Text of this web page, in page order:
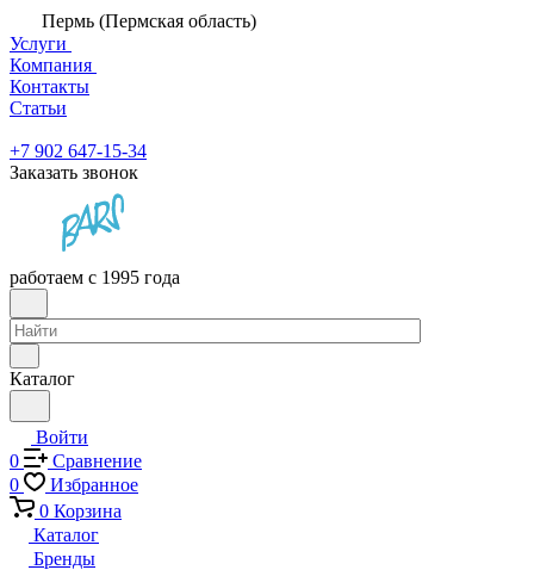
Пермь (Пермская область)
Услуги
Компания
Контакты
Статьи
+7 902 647-15-34
Заказать звонок
работаем с 1995 года
Каталог
Войти
0
Сравнение
0
Избранное
0 Корзина
Каталог
Бренды